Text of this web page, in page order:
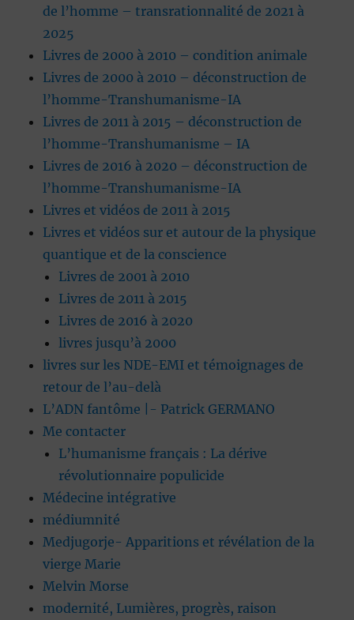
de l’homme – transrationnalité de 2021 à
2025
Livres de 2000 à 2010 – condition animale
Livres de 2000 à 2010 – déconstruction de
l’homme-Transhumanisme-IA
Livres de 2011 à 2015 – déconstruction de
l’homme-Transhumanisme – IA
Livres de 2016 à 2020 – déconstruction de
l’homme-Transhumanisme-IA
Livres et vidéos de 2011 à 2015
Livres et vidéos sur et autour de la physique
quantique et de la conscience
Livres de 2001 à 2010
Livres de 2011 à 2015
Livres de 2016 à 2020
livres jusqu’à 2000
livres sur les NDE-EMI et témoignages de
retour de l’au-delà
L’ADN fantôme |- Patrick GERMANO
Me contacter
L’humanisme français : La dérive
révolutionnaire populicide
Médecine intégrative
médiumnité
Medjugorje- Apparitions et révélation de la
vierge Marie
Melvin Morse
modernité, Lumières, progrès, raison